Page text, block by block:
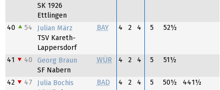
SK 1926
Ettlingen
40 54
Julian März
TSV Kareth-
Lappersdorf
BAY 4 2 4 5 52½
41 40
Georg Braun
SF Nabern
WÜR 4 2 4 5 51½
42 47
Julia Bochis
BAD 4 2 4 5 50½ 441½